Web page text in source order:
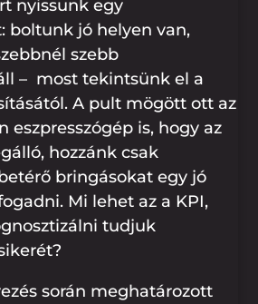
nyissunk egy
boltunk jó helyen van,
szebb
– most tekintsünk el a
A pult mögött ott az
eszpresszógép is, hogy az
hozzánk csak
bringásokat egy jó
Mi lehet az a KPI,
tudjuk
során meghatározott